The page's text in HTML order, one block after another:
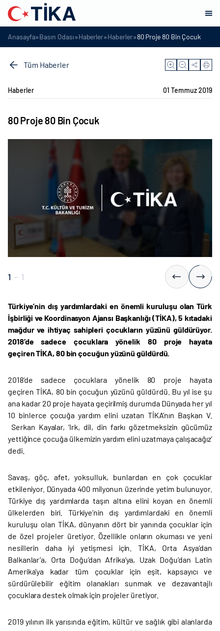
Anasayfa»Basın Odası»Haberler»Haberler»80 Proje 80 Bin Çocuk
Tüm Haberler
Haberler 01 Temmuz 2019
80 Proje 80 Bin Çocuk
1 - 1
Türkiye’nin dış yardımlardaki en önemli kuruluşu olan Türk
İşbirliği ve Koordinasyon Ajansı Başkanlığı (TİKA), 5 kıtadaki
mağdur ve ihtiyaç sahipleri çocukların yüzünü güldürüyor.
2018’de sadece çocuklara yönelik 80 proje hayata
geçiren TİKA, 80 bin çocuğun yüzünü güldürdü.
2018’de sadece çocuklara yönelik 80 proje hayata
geçiren TİKA, 80 bin çocuğun yüzünü güldürdü. Bu yıl ise şu
ana kadar 20 proje hayata geçirilmiş durumda Dünyada her yıl
10 binlerce çocuğa yardım elini uzatan TİKA’nın Başkan V.
Serkan Kayalar, ‘Irk, dil, din farkı gözetmeksizin gücümüz
yettiğince çocuğa ülkemizin yardım elini uzatmaya çalışacağız’
dedi.
Savaş, göç, afet, yoksulluk, bunlardan en çok çocuklar
etkileniyor. Dünyada 400 milyonun üzerinde yetim bulunuyor.
Türkiye dış yardımlarda taşın altına elini koyan en önemli
ülkelerden biri. Türkiye’nin dış yardımlardaki en önemli
kuruluşu olan TİKA, dünyanın dört bir yanında çocuklar için
de özel projeler üretiyor. Özellikle onların okuması ve yeni
nesillerin daha iyi yetişmesi için. TİKA, Orta Asya’dan
Balkanlar’a, Orta Doğu’dan Afrika’ya, Uzak Doğu’dan Latin
Amerika’ya kadar tüm çocuklar için eşit, kapsayıcı ve
sürdürülebilir eğitim olanakları sunmak ve dezavantajlı
çocuklara destek olmak için projeler üretiyor.
2019 yılının ilk yarısında eğitim, kültür ve sağlık gibi alanlarda